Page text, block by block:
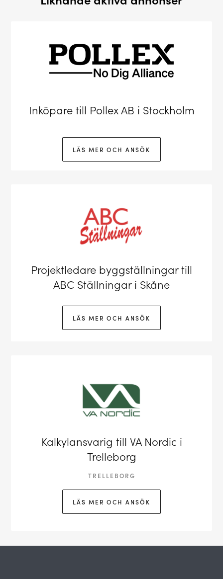
Inköpare till Pollex AB i Stockholm
LÄS MER OCH ANSÖK
Projektledare byggställningar till
ABC Ställningar i Skåne
LÄS MER OCH ANSÖK
Kalkylansvarig till VA Nordic i
Trelleborg
TRELLEBORG
LÄS MER OCH ANSÖK